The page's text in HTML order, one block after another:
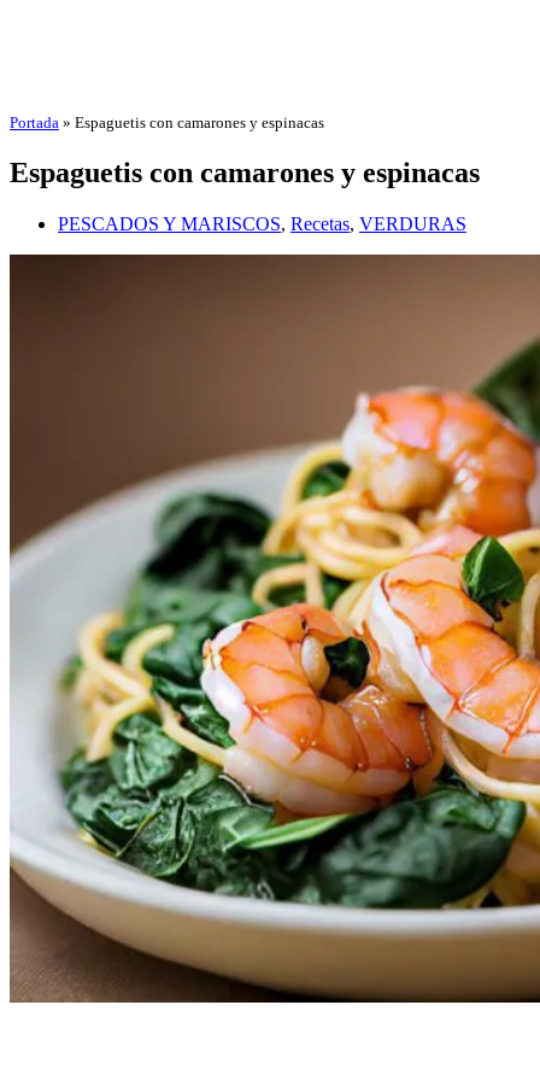
Portada » Espaguetis con camarones y espinacas
Espaguetis con camarones y espinacas
PESCADOS Y MARISCOS, Recetas, VERDURAS